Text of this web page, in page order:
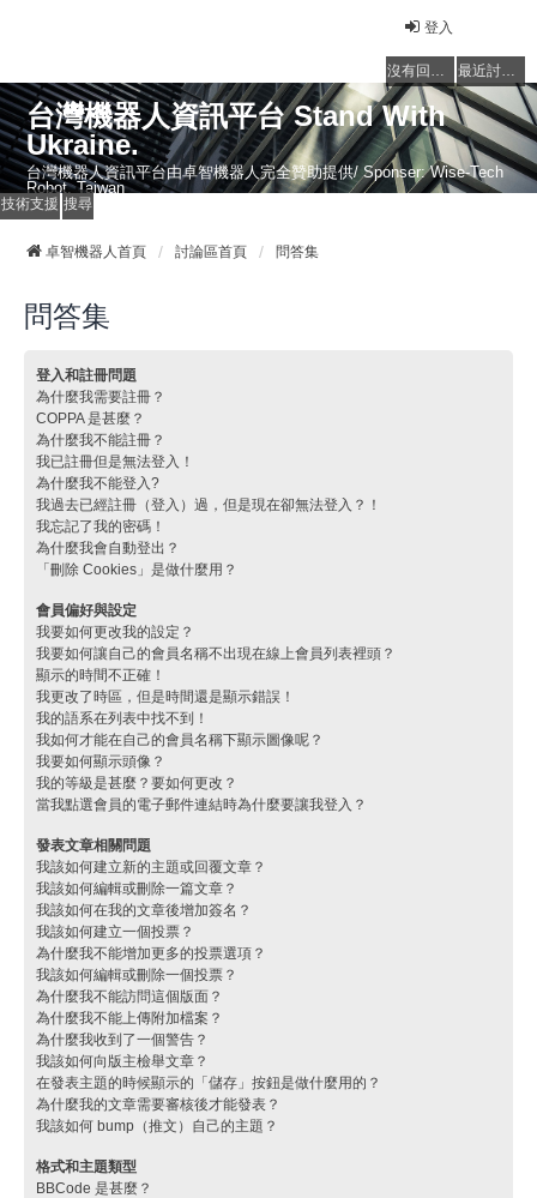
登入
沒有回覆的主題 最近討論的主題
台灣機器人資訊平台 Stand With
Ukraine.
台灣機器人資訊平台由卓智機器人完全贊助提供/ Sponser: Wise-Tech
Robot, Taiwan
技術支援 搜尋
卓智機器人首頁 討論區首頁 問答集
問答集
登入和註冊問題
為什麼我需要註冊？
COPPA 是甚麼？
為什麼我不能註冊？
我已註冊但是無法登入！
為什麼我不能登入?
我過去已經註冊（登入）過，但是現在卻無法登入？！
我忘記了我的密碼！
為什麼我會自動登出？
「刪除 Cookies」是做什麼用？
會員偏好與設定
我要如何更改我的設定？
我要如何讓自己的會員名稱不出現在線上會員列表裡頭？
顯示的時間不正確！
我更改了時區，但是時間還是顯示錯誤！
我的語系在列表中找不到！
我如何才能在自己的會員名稱下顯示圖像呢？
我要如何顯示頭像？
我的等級是甚麼？要如何更改？
當我點選會員的電子郵件連結時為什麼要讓我登入？
發表文章相關問題
我該如何建立新的主題或回覆文章？
我該如何編輯或刪除一篇文章？
我該如何在我的文章後增加簽名？
我該如何建立一個投票？
為什麼我不能增加更多的投票選項？
我該如何編輯或刪除一個投票？
為什麼我不能訪問這個版面？
為什麼我不能上傳附加檔案？
為什麼我收到了一個警告？
我該如何向版主檢舉文章？
在發表主題的時候顯示的「儲存」按鈕是做什麼用的？
為什麼我的文章需要審核後才能發表？
我該如何 bump（推文）自己的主題？
格式和主題類型
BBCode 是甚麼？